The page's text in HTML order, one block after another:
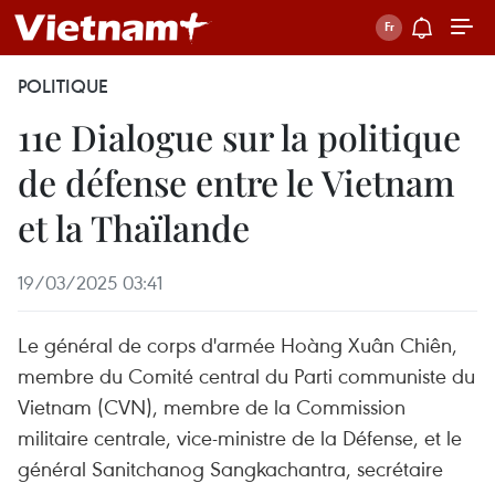
POLITIQUE
11e Dialogue sur la politique
de défense entre le Vietnam
et la Thaïlande
19/03/2025 03:41
Le général de corps d'armée Hoàng Xuân Chiên,
membre du Comité central du Parti communiste du
Vietnam (CVN), membre de la Commission
militaire centrale, vice-ministre de la Défense, et le
général Sanitchanog Sangkachantra, secrétaire